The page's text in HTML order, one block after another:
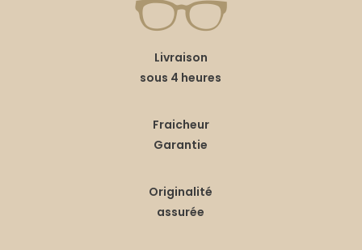
Livraison
sous 4 heures
Fraicheur
Garantie
Originalité
assurée